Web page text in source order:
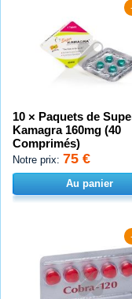
10 × Paquets de
Kamagra 160mg (40
Comprimés)
Notre prix: 75 €
Au panier